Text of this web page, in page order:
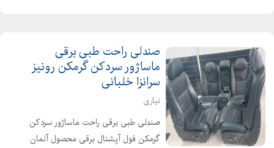
صندلی راحت طبی برقی
ماساژور سردکن گرمکن رونیز
سرانزا خلبانی
نیاری
صندلی طبی برقی راحت ماساژور سردکن
گرمکن فول آپشنال برقی محصول آلمان